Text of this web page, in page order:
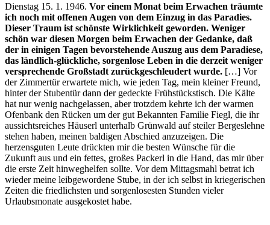
Dienstag 15. 1. 1946. Vor einem Monat beim Erwachen träumte
ich noch mit offenen Augen von dem Einzug in das Paradies.
Dieser Traum ist schönste Wirklichkeit geworden. Weniger
schön war diesen Morgen beim Erwachen der Gedanke, daß
der in einigen Tagen bevorstehende Auszug aus dem Paradiese,
das ländlich-glückliche, sorgenlose Leben in die derzeit weniger
versprechende Großstadt zurückgeschleudert wurde. […] Vor
der Zimmertür erwartete mich, wie jeden Tag, mein kleiner Freund,
hinter der Stubentür dann der gedeckte Frühstückstisch. Die Kälte
hat nur wenig nachgelassen, aber trotzdem kehrte ich der warmen
Ofenbank den Rücken um der gut Bekannten Familie Fiegl, die ihr
aussichtsreiches Häuserl unterhalb Grünwald auf steiler Bergeslehne
stehen haben, meinen baldigen Abschied anzuzeigen. Die
herzensguten Leute drückten mir die besten Wünsche für die
Zukunft aus und ein fettes, großes Packerl in die Hand, das mir über
die erste Zeit hinweghelfen sollte. Vor dem Mittagsmahl betrat ich
wieder meine leibgewordene Stube, in der ich selbst in kriegerischen
Zeiten die friedlichsten und sorgenlosesten Stunden vieler
Urlaubsmonate ausgekostet habe.